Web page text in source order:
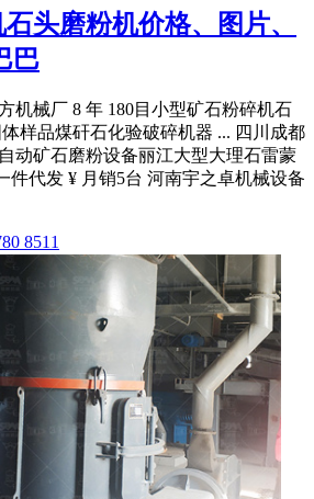
头磨粉机价格、图片、
巴
机械厂 8 年 180目小型矿石粉碎机石
样品煤矸石化验破碎机器 ... 四川成都
动矿石磨粉设备丽江大型大理石雷蒙
件代发 ¥ 月销5台 河南宇之卓机械设备
8511